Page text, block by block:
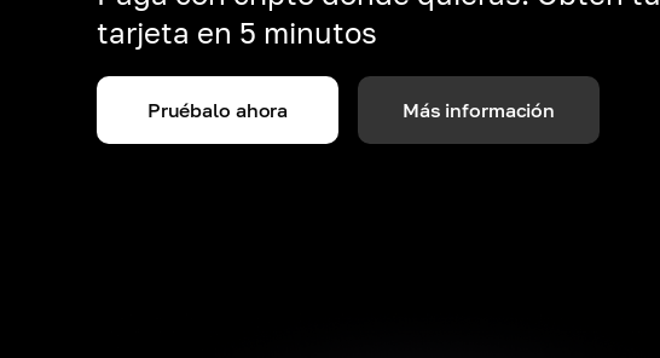
tarjeta en 5 minutos
Pruébalo ahora Más información